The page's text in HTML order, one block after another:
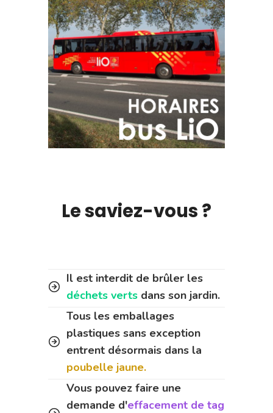
Le saviez-vous ?
Il est interdit de brûler les
déchets verts dans son jardin.
Tous les emballages
plastiques sans exception
entrent désormais dans la
poubelle jaune.
Vous pouvez faire une
demande d'effacement de tag